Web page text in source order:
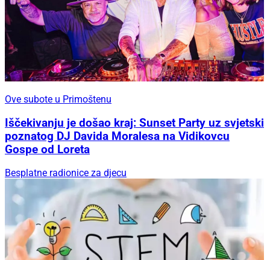
Ove subote u Primoštenu
Iščekivanju je došao kraj: Sunset Party uz svjetski
poznatog DJ Davida Moralesa na Vidikovcu
Gospe od Loreta
Besplatne radionice za djecu